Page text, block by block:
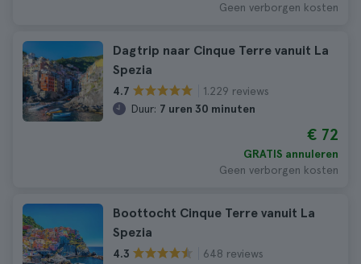
Geen verborgen kosten
Dagtrip naar Cinque Terre vanuit La
Spezia
4.7
1.229 reviews
Duur: 7 uren 30 minuten
€ 72
GRATIS annuleren
Geen verborgen kosten
Boottocht Cinque Terre vanuit La
Spezia
4.3
648 reviews